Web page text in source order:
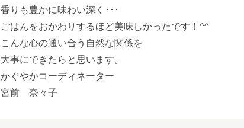
香りも豊かに味わい深く･･･
ごはんをおかわりするほど美味しかったです！^^
こんな心の通い合う自然な関係を
大事にできたらと思います。
かぐやかコーディネーター
宮前 奈々子